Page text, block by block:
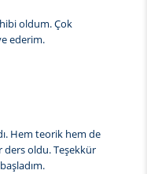
oldum. Çok
ederim.
Hem teorik hem de
ders oldu. Teşekkür